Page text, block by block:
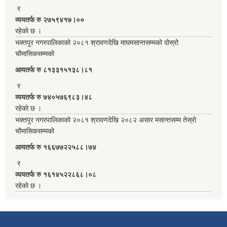
र
व्ययतर्फ रु २७५९४१७।००
रहेको छ ।
भक्तपुर नगरपालिकाको २०८१ श्रावणदेखि माघमसान्तसम्मको दोस्रो
चौमासिकसम्मको
आयतर्फ रु‌ ८१३३१५१३८।८१
र
व्ययतर्फ रु ७४०५७६९८३।४८
रहेको छ ।
भक्तपुर नगरपालिकाको २०८१ श्रावणदेखि २०८२ असार मसान्तसम्म तेस्रो
चौमासिकसम्मको
आयतर्फ रु‌ १६६७७२२५८८।७४
र
व्ययतर्फ रु १६१४५२२८६८।०८
रहेको छ ।